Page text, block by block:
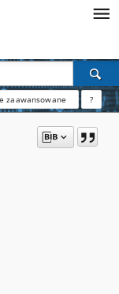
zaawansowane ?